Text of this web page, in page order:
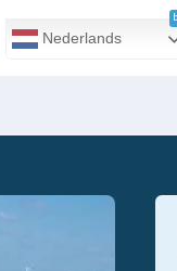
Nederlands